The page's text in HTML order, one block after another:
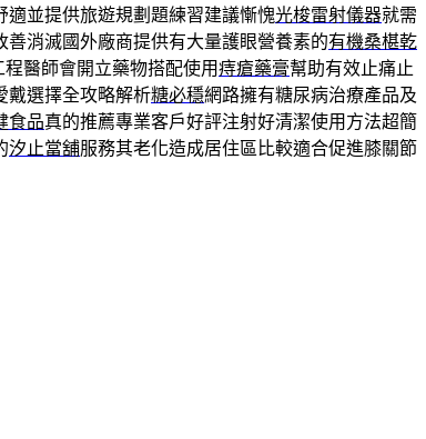
適並提供旅遊規劃題練習建議慚愧光梭雷射儀器就需
善消滅國外廠商提供有大量護眼營養素的有機桑椹乾
醫師會開立藥物搭配使用痔瘡藥膏幫助有效止痛止
戴選擇全攻略解析糖必穩網路擁有糖尿病治療產品及
食品真的推薦專業客戶好評注射好清潔使用方法超簡
汐止當舖服務其老化造成居住區比較適合促進膝關節